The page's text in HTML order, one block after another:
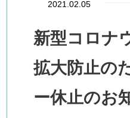
2021.02.05
新型コロナ
拡大防止の
ー休止のお